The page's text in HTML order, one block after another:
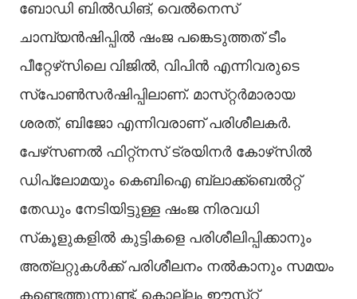
ബോഡി ബിൽഡിങ്‌, വെൽനെസ്‌
ചാമ്പ്യൻഷിപ്പിൽ ഷംജ പങ്കെടുത്തത്‌ ടീം
പീറ്റേഴ്‌സിലെ വിജിൽ, വിപിൻ എന്നിവരുടെ
സ്‌പോൺസർഷിപ്പിലാണ്‌. മാസ്‌റ്റർമാരായ
ശരത്‌, ബിജോ എന്നിവരാണ്‌ പരിശീലകർ.
പേഴ്‌സണൽ ഫിറ്റ്‌നസ്‌ ട്രയിനർ കോഴ്‌സിൽ
ഡിപ്ലോമയും കെബിഐ ബ്ലാക്ക്‌ബെൽറ്റ്‌
തേഡും നേടിയിട്ടുള്ള ഷംജ നിരവധി
സ്‌കൂളുകളിൽ കുട്ടികളെ പരിശീലിപ്പിക്കാനും
അത്‌ലറ്റുകൾക്ക്‌ പരിശീലനം നൽകാനും സമയം
കണ്ടെത്തുന്നുണ്ട്‌. കൊല്ലം ഈസ്‌റ്റ്‌